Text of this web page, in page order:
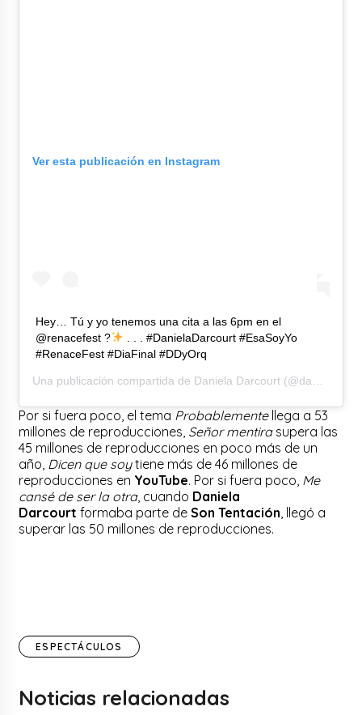
Ver esta publicación en Instagram
Hey… Tú y yo tenemos una cita a las 6pm en el
@renacefest ?
. . . #DanielaDarcourt #EsaSoyYo
#RenaceFest #DiaFinal #DDyOrq
Una publicación compartida de Daniela Darcourt (@danieladarcourtoficial) el
Por si fuera poco, el tema Probablementellega a 53
millones de reproducciones, Señor mentirasupera las
45 millones de reproducciones en poco más de un
año, Dicen que soytiene más de 46 millones de
reproducciones en YouTube. Por si fuera poco, Me
cansé de ser la otra, cuando Daniela
Darcourtformaba parte deSon Tentación, llegó a
superar las 50 millones de reproducciones.
ESPECTÁCULOS
Noticias relacionadas